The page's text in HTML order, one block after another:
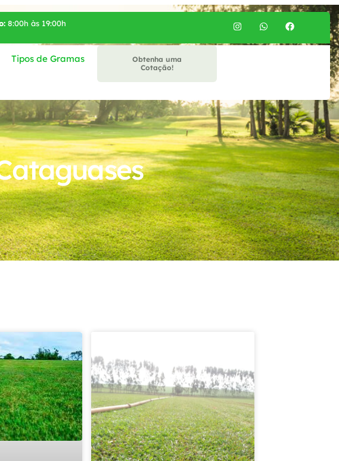
8:00h às 19:00h
Tipos de Gramas
Obtenha uma
Cotação!